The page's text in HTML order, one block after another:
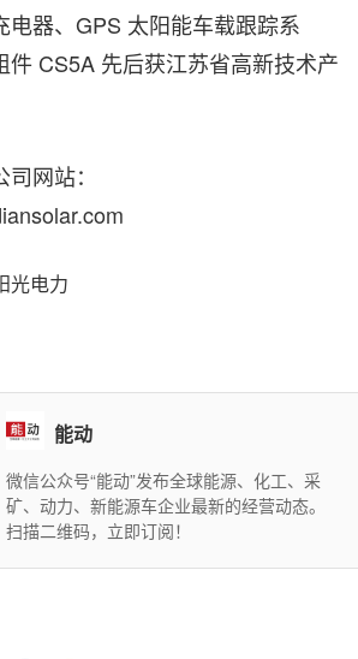
电器、GPS 太阳能车载跟踪系
件 CS5A 先后获江苏省高新技术产
网站：
光电力
能动
微信公众号“能动”发布全球能源、化工、采
矿、动力、新能源车企业最新的经营动态。
扫描二维码，立即订阅！